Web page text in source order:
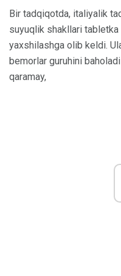
Bir tadqiqotda, italiyalik
suyuqlik shakllari
yaxshilashga olib keldi.
bemorlar guruhini
qaramay,